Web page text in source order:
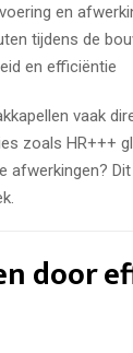
en
tijdens de
en efficiëntie
vaak
zoals HR+++
afwerkingen?
door